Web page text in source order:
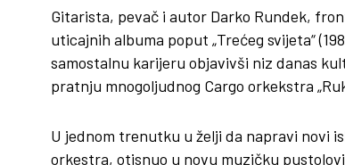
Gitarista, pevač i autor Darko Rundek,
uticajnih albuma poput „Trećeg svijeta“
samostalnu karijeru objavivši niz danas
pratnju mnogoljudnog Cargo orkekstra
U jednom trenutku u želji da napravi novi
orkestra, otisnuo u novu muzičku